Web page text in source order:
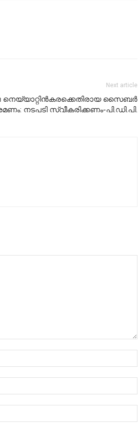
Next article
നെയ്യാറ്റിൻകരക്കെതിരായ സൈബർ
നടപടി സ്വീകരിക്കണം-പി.ഡി.പി.